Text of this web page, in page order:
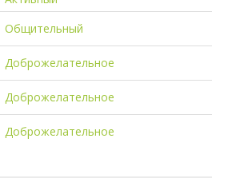
Общительный
Доброжелательное
Доброжелательное
Доброжелательное